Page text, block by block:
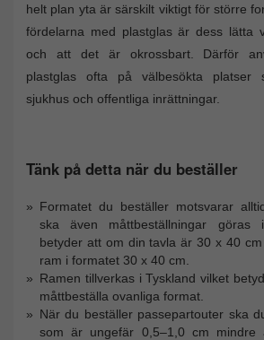
helt plan yta är särskilt viktigt för större
fördelarna med plastglas är dess lätta
och att det är okrossbart. Därför
plastglas ofta på välbesökta platser
sjukhus och offentliga inrättningar.
Tänk på detta när du beställer
Formatet du beställer motsvarar
ska även måttbeställningar göras
betyder att om din tavla är 30 x 40
ram i formatet 30 x 40 cm.
Ramen tillverkas i Tyskland vilket
måttbeställa ovanliga format.
När du beställer passepartouter ska
som är ungefär 0,5–1,0 cm mindre